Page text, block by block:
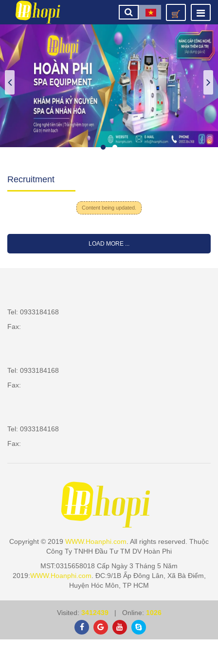
Recruitment
Content being updated.
LOAD MORE ...
Tel: 0933184168
Fax:
Tel: 0933184168
Fax:
Tel: 0933184168
Fax:
Copyright © 2019 WWW.Hoanphi.com . All rights reserved. Thuộc
Công Ty TNHH Đầu Tư TM DV Hoàn Phi
MST:0315658018 Cấp Ngày 3 Tháng 5 Năm
2019:WWW.Hoanphi.com . ĐC:9/1B Ấp Đông Lân, Xã Bà Điểm,
Huyện Hóc Môn, TP HCM
Visited: 3412439| Online: 1026